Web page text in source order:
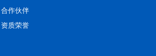
合作伙伴
资质荣誉